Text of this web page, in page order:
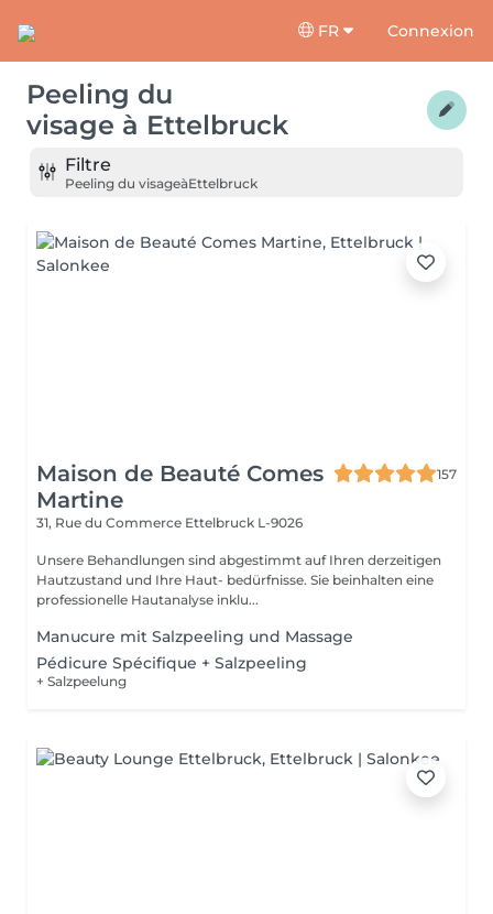
FR Connexion
Peeling du
visage à Ettelbruck
Filtre
Peeling du visageàEttelbruck
Maison de Beauté Comes
Martine
157
31, Rue du Commerce Ettelbruck L-9026
Unsere Behandlungen sind abgestimmt auf Ihren derzeitigen
Hautzustand und Ihre Haut- bedürfnisse. Sie beinhalten eine
professionelle Hautanalyse inklu...
Manucure mit Salzpeeling und Massage
Pédicure Spécifique + Salzpeeling
+ Salzpeelung